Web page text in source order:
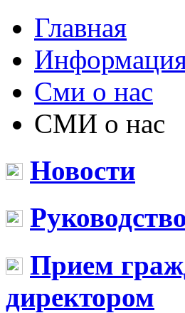
Главная
Сми о нас
СМИ о нас
Новости
Прием
директором